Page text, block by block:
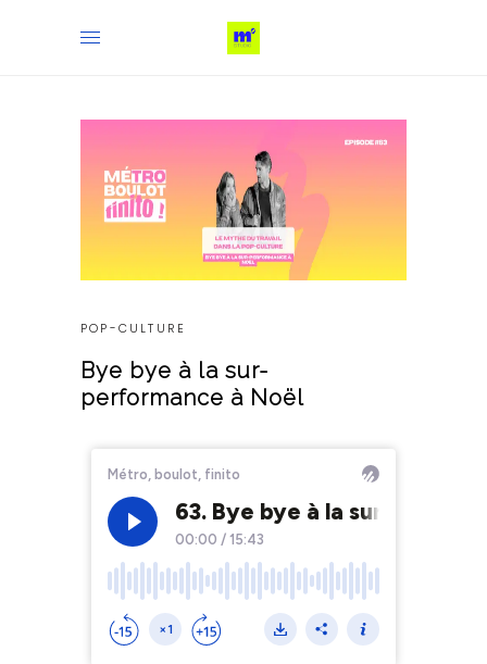
POP-CULTURE
Bye bye à la sur-
performance à Noël